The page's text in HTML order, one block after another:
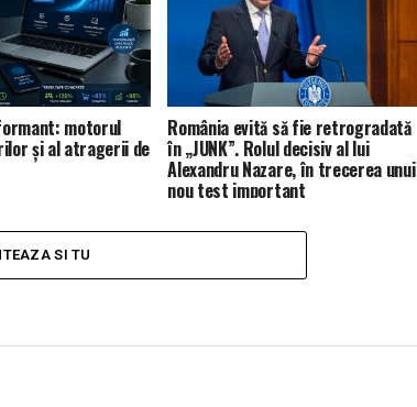
motorul
și al atragerii de
România evită să fie retrogradată
în „JUNK”. Rolul decisiv al lui
Alexandru Nazare, în trecerea unui
nou test important
SI TU